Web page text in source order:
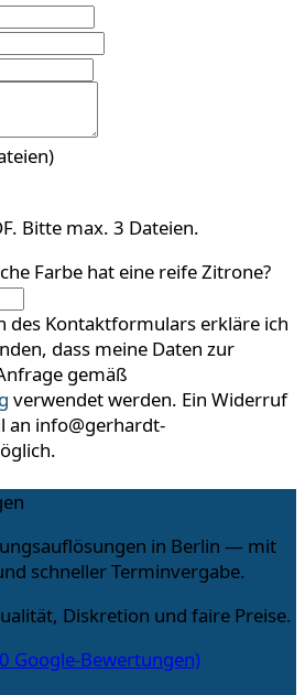
Bitte max. 3 Dateien.
Farbe hat eine reife Zitrone?
des Kontaktformulars erkläre ich
dass meine Daten zur
gemäß
verwendet werden. Ein Widerruf
an info@gerhardt-
in Berlin — mit
schneller Terminvergabe.
Diskretion und faire Preise.
Google-Bewertungen)